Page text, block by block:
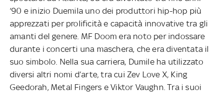
‘90 e inizio Duemila uno dei produttori hip-hop più
apprezzati per prolificità e capacità innovative tra gli
amanti del genere. MF Doom era noto per indossare
durante i concerti una maschera, che era diventata il
suo simbolo. Nella sua carriera, Dumile ha utilizzato
diversi altri nomi d’arte, tra cui Zev Love X, King
Geedorah, Metal Fingers e Viktor Vaughn. Tra i suoi